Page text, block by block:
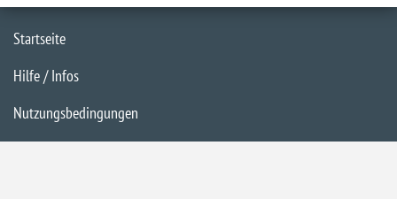
Startseite
Hilfe / Infos
Nutzungsbedingungen